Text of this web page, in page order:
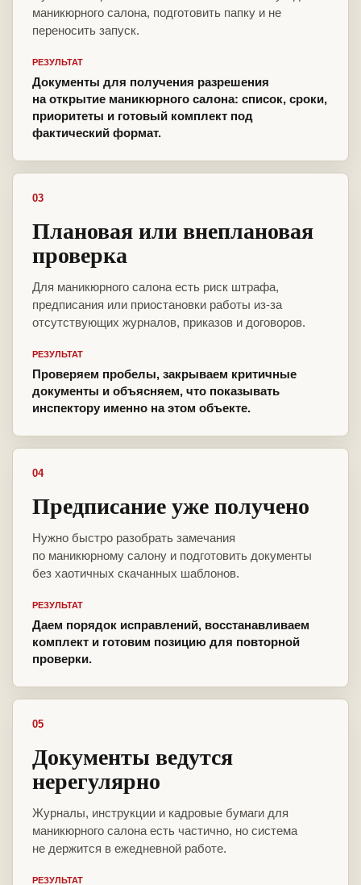
маникюрного салона, подготовить папку и не
переносить запуск.
РЕЗУЛЬТАТ
Документы для получения разрешения
на открытие маникюрного салона: список, сроки,
приоритеты и готовый комплект под
фактический формат.
03
Плановая или внеплановая
проверка
Для маникюрного салона есть риск штрафа,
предписания или приостановки работы из-за
отсутствующих журналов, приказов и договоров.
РЕЗУЛЬТАТ
Проверяем пробелы, закрываем критичные
документы и объясняем, что показывать
инспектору именно на этом объекте.
04
Предписание уже получено
Нужно быстро разобрать замечания
по маникюрному салону и подготовить документы
без хаотичных скачанных шаблонов.
РЕЗУЛЬТАТ
Даем порядок исправлений, восстанавливаем
комплект и готовим позицию для повторной
проверки.
05
Документы ведутся
нерегулярно
Журналы, инструкции и кадровые бумаги для
маникюрного салона есть частично, но система
не держится в ежедневной работе.
РЕЗУЛЬТАТ